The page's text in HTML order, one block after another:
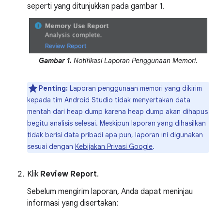
seperti yang ditunjukkan pada gambar 1.
Gambar 1. Notifikasi Laporan Penggunaan Memori.
Penting: Laporan penggunaan memori yang dikirim
kepada tim Android Studio tidak menyertakan data
mentah dari heap dump karena heap dump akan dihapus
begitu analisis selesai. Meskipun laporan yang dihasilkan
tidak berisi data pribadi apa pun, laporan ini digunakan
sesuai dengan Kebijakan Privasi Google.
Klik Review Report.
Sebelum mengirim laporan, Anda dapat meninjau
informasi yang disertakan: